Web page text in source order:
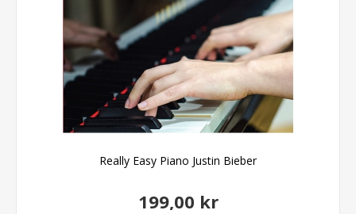
Really Easy Piano Justin Bieber
199,00 kr